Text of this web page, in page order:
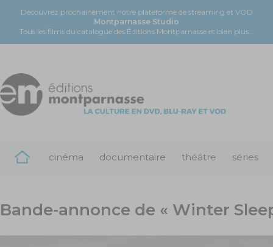
Découvrez prochainement notre plateforme de streaming et VOD
Montparnasse Studio
Tous les films du catalogue des Éditions Montparnasse et bien plus...
cinéma documentaire théâtre séries
Bande-annonce de « Winter